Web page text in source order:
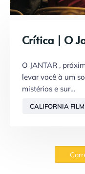
Crítica | O
O JANTAR ,
levar você à um
mistérios e sur…
CALIFORNIA